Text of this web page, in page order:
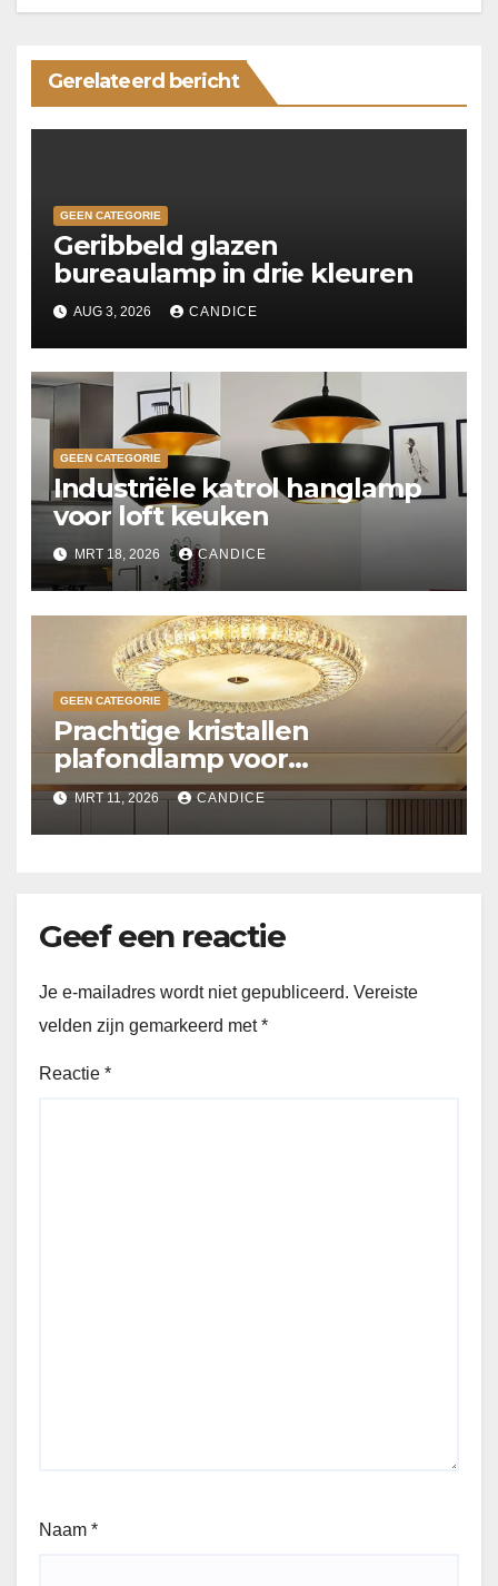
Gerelateerd bericht
GEEN CATEGORIE
Geribbeld glazen
bureaulamp in drie kleuren
AUG 3, 2026 CANDICE
GEEN CATEGORIE
Industriële katrol hanglamp
voor loft keuken
MRT 18, 2026 CANDICE
GEEN CATEGORIE
Prachtige kristallen
plafondlamp voor
slaapkamer
MRT 11, 2026 CANDICE
Geef een reactie
Je e-mailadres wordt niet gepubliceerd. Vereiste
velden zijn gemarkeerd met*
Reactie *
Naam *